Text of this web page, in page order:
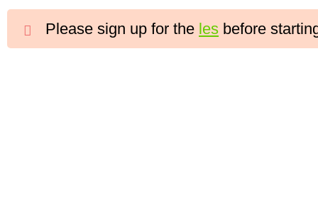
Please sign up for the les before